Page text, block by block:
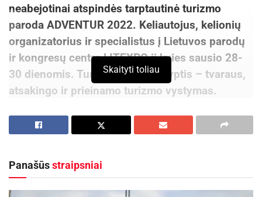
neabejotinai atspindės tarptautinė turizmo
paroda ADVENTUR 2022. Keliautojus, kelionių
organizatorius ir specialistus į Lietuvos parodų
ir kongresų centrą LITEXPOji kvies sausio 28-
30 dienomis. Turizmo mugės kryptis – tvaraus,
atsakingo ir prieinamo turizmo vystymas.
„Keliaukime vėl!” – ragina nuotykių išsiilgusius
keliautojus ir kelionių organizatorius parodos
atgaivinti kelionių verslą, pasitikti keliautojus,
Skaityti toliau
Panašūsstraipsniai